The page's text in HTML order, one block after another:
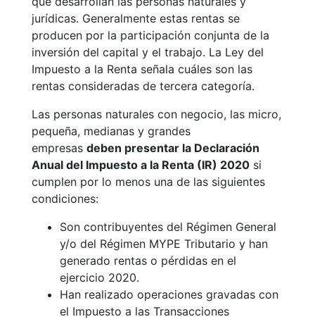
jurídicas. Generalmente estas rentas se
producen por la participación conjunta de la
inversión del capital y el trabajo. La Ley del
Impuesto a la Renta señala cuáles son las
rentas consideradas de tercera categoría.
Las personas naturales con negocio, las micro,
pequeña, medianas y grandes
empresas deben presentar la Declaración
Anual del Impuesto a la Renta (IR) 2020 si
cumplen por lo menos una de las siguientes
condiciones:
Son contribuyentes del Régimen General
y/o del Régimen MYPE Tributario y han
generado rentas o pérdidas en el
ejercicio 2020.
Han realizado operaciones gravadas con
el Impuesto a las Transacciones